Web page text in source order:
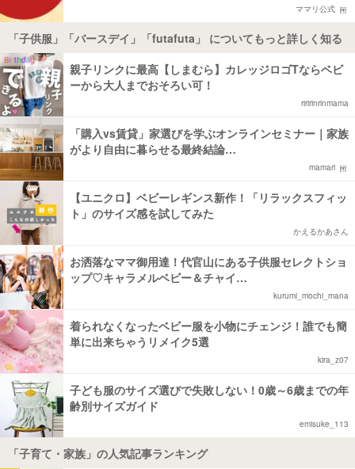
ママリ公式
「子供服」「バースデイ」「futafuta」 についてもっと詳しく知る
親子リンクに最高【しまむら】カレッジロゴTならベビ
ーから大人までおそろい可！
riririnrinmama
「購入vs賃貸」家選びを学ぶオンラインセミナー｜家族
がより自由に暮らせる最終結論…
mamari
【ユニクロ】ベビーレギンス新作！「リラックスフィッ
ト」のサイズ感を試してみた
かえるかあさん
お洒落なママ御用達！代官山にある子供服セレクトショ
ップ♡キャラメルベビー＆チャイ…
kurumi_mochi_mana
着られなくなったベビー服を小物にチェンジ！誰でも簡
単に出来ちゃうリメイク5選
kira_z07
子ども服のサイズ選びで失敗しない！0歳～6歳までの年
齢別サイズガイド
emisuke_113
「子育て・家族」の人気記事ランキング